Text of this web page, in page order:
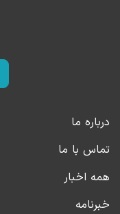
درباره ما
تماس با ما
همه اخبار
خبرنامه